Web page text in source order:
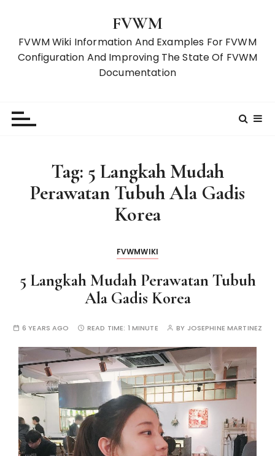
FVWM
FVWM Wiki Information And Examples For FVWM
Configuration And Improving The State Of FVWM
Documentation
Tag: 5 Langkah Mudah
Perawatan Tubuh Ala Gadis
Korea
FVWMWIKI
5 Langkah Mudah Perawatan Tubuh
Ala Gadis Korea
6 YEARS AGO READ TIME: 1 MINUTE BY JOSEPHINE MARTINEZ